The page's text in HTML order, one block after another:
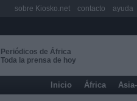
Periódicos de África
Toda la prensa de hoy
Inicio África
sobre Kiosko.net contacto ayuda